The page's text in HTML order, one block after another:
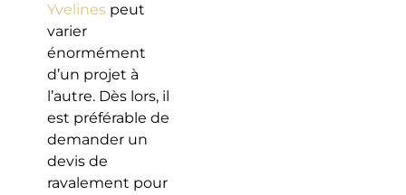
Yvelinespeut
varier
énormément
d’un projet à
l’autre. Dès lors, il
est préférable de
demander un
devis de
ravalement pour